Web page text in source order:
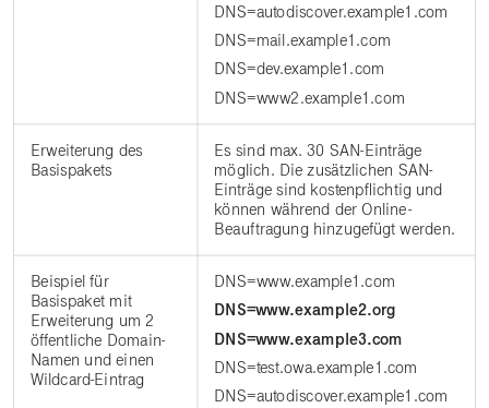
DNS=autodiscover.example1.com
DNS=mail.example1.com
DNS=dev.example1.com
DNS=www2.example1.com
Erweiterung des
Basispakets
Es sind max. 30 SAN-Einträge
möglich. Die zusätzlichen SAN-
Einträge sind kostenpflichtig und
können während der Online-
Beauftragung hinzugefügt werden.
Beispiel für
Basispaket mit
Erweiterung um 2
öffentliche Domain-
Namen und einen
Wildcard-Eintrag
DNS=www.example1.com
DNS=www.example2.org
DNS=www.example3.com
DNS=test.owa.example1.com
DNS=autodiscover.example1.com